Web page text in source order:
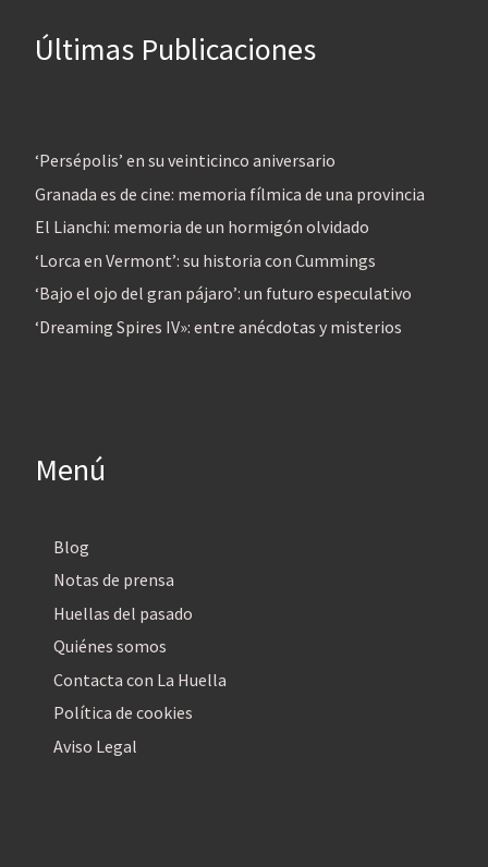
Últimas Publicaciones
‘Persépolis’ en su veinticinco aniversario
Granada es de cine: memoria fílmica de una provincia
El Lianchi: memoria de un hormigón olvidado
‘Lorca en Vermont’: su historia con Cummings
‘Bajo el ojo del gran pájaro’: un futuro especulativo
‘Dreaming Spires IV»: entre anécdotas y misterios
Menú
Blog
Notas de prensa
Huellas del pasado
Quiénes somos
Contacta con La Huella
Política de cookies
Aviso Legal